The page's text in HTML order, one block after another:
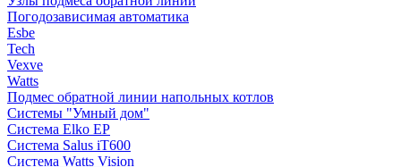
Погодозависимая автоматика
Esbe
Tech
Vexve
Watts
Подмес обратной линии напольных котлов
Системы "Умный дом"
Система Elko EP
Система Salus iT600
Система Watts Vision